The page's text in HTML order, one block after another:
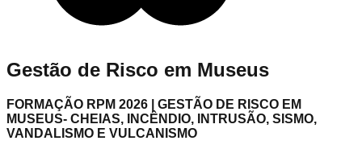
Gestão de Risco em Museus
FORMAÇÃO RPM 2026 | GESTÃO DE RISCO EM
MUSEUS- CHEIAS, INCÊNDIO, INTRUSÃO, SISMO,
VANDALISMO E VULCANISMO